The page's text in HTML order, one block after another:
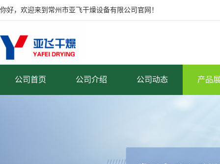
你好，欢迎来到常州市亚飞干燥设备有限公司官网！
公司首页 公司介绍 公司动态 产品